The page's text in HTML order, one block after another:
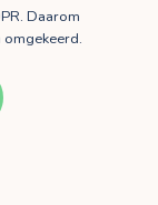
Daarom
omgekeerd.